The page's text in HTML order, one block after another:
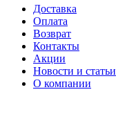
Доставка
Оплата
Возврат
Контакты
Акции
Новости и статьи
О компании